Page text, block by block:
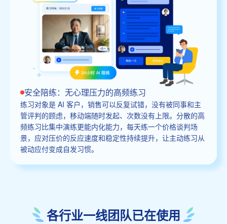
安全陪练：无心理压力的高频练习
练习对象是 AI 客户，销售可以反复试错，没有被同事和主
管评判的顾虑，移动端随时发起、次数没有上限。分散的高
频练习比集中演练更能内化能力，每天练一个价格谈判场
景，应对压价的反应速度和稳定性持续提升，让主动练习从
被动应付变成自发习惯。
各行业一线团队已在使用